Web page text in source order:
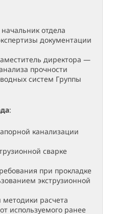
отдела
документации
директора —
прочности
систем Группы
:
канализации
сварке
при прокладке
экструзионной
расчета
используемого ранее